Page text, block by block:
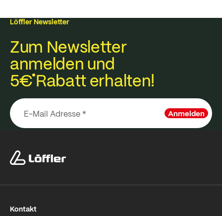
Löffler Newsletter
Zum Newsletter
anmelden und
5€Rabatt erhalten!
Anmelden
Kontakt